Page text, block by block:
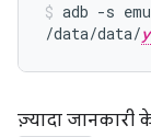
adb -s
/data/data/
ज़्यादा जानकारी